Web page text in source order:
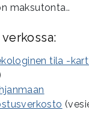
maksutonta..
tila -